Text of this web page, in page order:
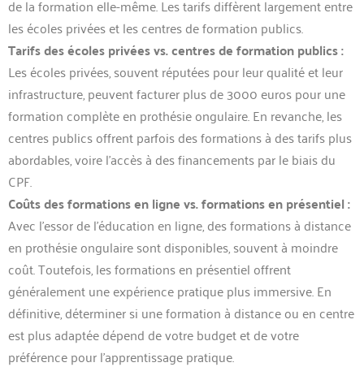
de la formation elle-même. Les tarifs diffèrent largement entre
les écoles privées et les centres de formation publics.
Tarifs des écoles privées vs. centres de formation publics :
Les écoles privées, souvent réputées pour leur qualité et leur
infrastructure, peuvent facturer plus de 3000 euros pour une
formation complète en prothésie ongulaire. En revanche, les
centres publics offrent parfois des formations à des tarifs plus
abordables, voire l’accès à des financements par le biais du
CPF.
Coûts des formations en ligne vs. formations en présentiel :
Avec l’essor de l’éducation en ligne, des formations à distance
en prothésie ongulaire sont disponibles, souvent à moindre
coût. Toutefois, les formations en présentiel offrent
généralement une expérience pratique plus immersive. En
définitive, déterminer si une formation à distance ou en centre
est plus adaptée dépend de votre budget et de votre
préférence pour l’apprentissage pratique.